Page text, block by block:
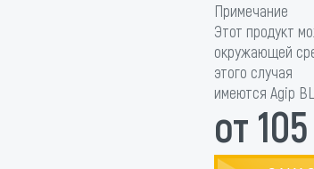
Примечание
Этот продукт
окружающей
этого случая
имеются Agip
от